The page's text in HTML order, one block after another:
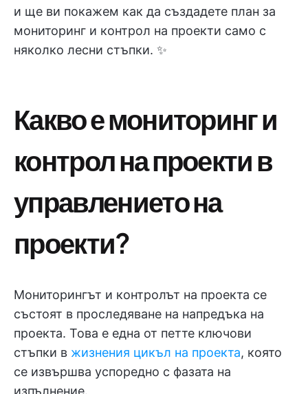
и ще ви покажем как да създадете план за
мониторинг и контрол на проекти само с
няколко лесни стъпки. ✨
Какво е мониторинг и
контрол на проекти в
управлението на
проекти?
Мониторингът и контролът на проекта се
състоят в проследяване на напредъка на
проекта. Това е една от петте ключови
стъпки в жизнения цикъл на проекта, която
се извършва успоредно с фазата на
изпълнение.